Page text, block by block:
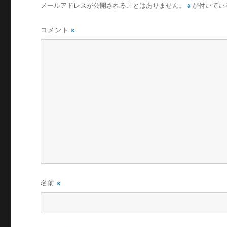
メールアドレスが公開されることはありません。 ※ が付いて
コメント※
名前※